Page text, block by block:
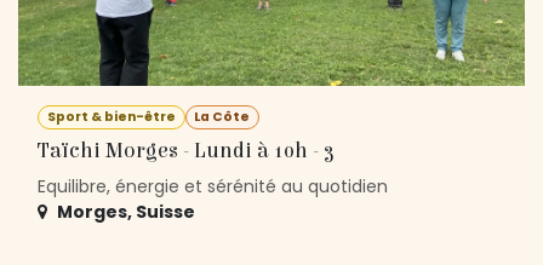
Sport & bien-être La Côte
Taïchi Morges - Lundi à 10h - 3
Equilibre, énergie et sérénité au quotidien
Morges, Suisse